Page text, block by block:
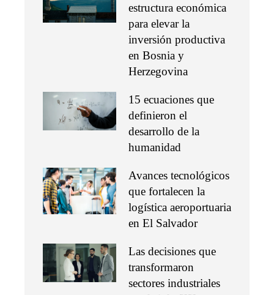
estructura económica
para elevar la
inversión productiva
en Bosnia y
Herzegovina
15 ecuaciones que
definieron el
desarrollo de la
humanidad
Avances tecnológicos
que fortalecen la
logística aeroportuaria
en El Salvador
Las decisiones que
transformaron
sectores industriales